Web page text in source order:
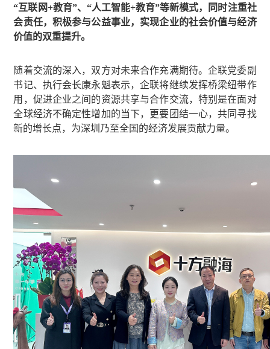
“互联网+教育”、“人工智能+教育”等新模式，同时注重社
会责任，积极参与公益事业，实现企业的社会价值与经济
价值的双重提升。
随着交流的深入，双方对未来合作充满期待。企联党委副
书记、执行会长康永魁表示，企联将继续发挥桥梁纽带作
用，促进企业之间的资源共享与合作交流，特别是在面对
全球经济不确定性增加的当下，更要团结一心，共同寻找
新的增长点，为深圳乃至全国的经济发展贡献力量。